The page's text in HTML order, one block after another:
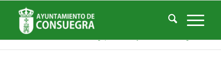
Noticias
Usted está aquí: Inicio / Noticias
Noticias-Actualidad
/